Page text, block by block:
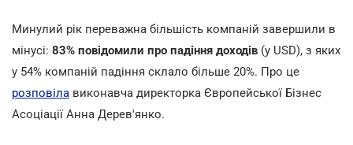
Минулий рік переважна більшість компаній завершили в
мінусі: 83% повідомили про падіння доходів (у USD), з яких
у 54% компаній падіння склало більше 20%. Про це
розповіла виконавча директорка Європейської Бізнес
Асоціації Анна Дерев'янко.